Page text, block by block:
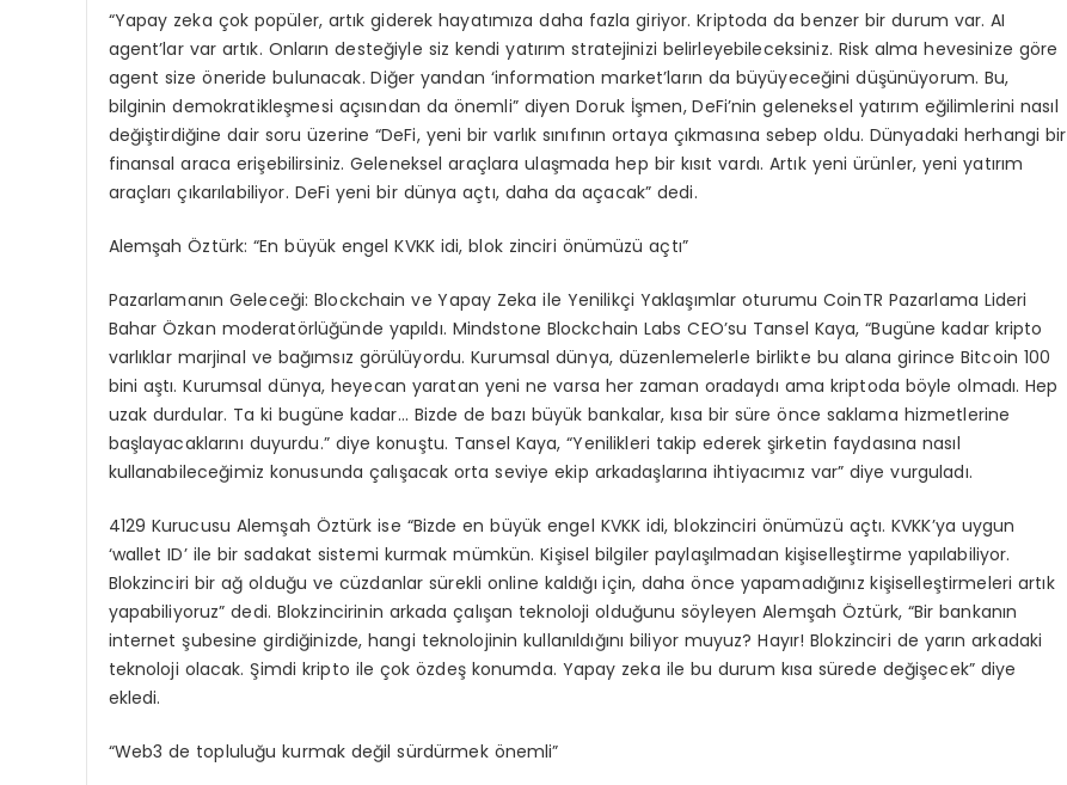
“Yapay zeka çok popüler, artık giderek hayatımıza daha fazla giriyor. Kriptoda da benzer bir durum var. AI
agent’lar var artık. Onların desteğiyle siz kendi yatırım stratejinizi belirleyebileceksiniz. Risk alma hevesinize göre
agent size öneride bulunacak. Diğer yandan ‘information market’ların da büyüyeceğini düşünüyorum. Bu,
bilginin demokratikleşmesi açısından da önemli” diyen Doruk İşmen, DeFi’nin geleneksel yatırım eğilimlerini nasıl
değiştirdiğine dair soru üzerine “DeFi, yeni bir varlık sınıfının ortaya çıkmasına sebep oldu. Dünyadaki herhangi bir
finansal araca erişebilirsiniz. Geleneksel araçlara ulaşmada hep bir kısıt vardı. Artık yeni ürünler, yeni yatırım
araçları çıkarılabiliyor. DeFi yeni bir dünya açtı, daha da açacak” dedi.
Alemşah Öztürk: “En büyük engel KVKK idi, blok zinciri önümüzü açtı”
Pazarlamanın Geleceği: Blockchain ve Yapay Zeka ile Yenilikçi Yaklaşımlar oturumu CoinTR Pazarlama Lideri
Bahar Özkan moderatörlüğünde yapıldı. Mindstone Blockchain Labs CEO’su Tansel Kaya, “Bugüne kadar kripto
varlıklar marjinal ve bağımsız görülüyordu. Kurumsal dünya, düzenlemelerle birlikte bu alana girince Bitcoin 100
bini aştı. Kurumsal dünya, heyecan yaratan yeni ne varsa her zaman oradaydı ama kriptoda böyle olmadı. Hep
uzak durdular. Ta ki bugüne kadar… Bizde de bazı büyük bankalar, kısa bir süre önce saklama hizmetlerine
başlayacaklarını duyurdu.” diye konuştu. Tansel Kaya, “Yenilikleri takip ederek şirketin faydasına nasıl
kullanabileceğimiz konusunda çalışacak orta seviye ekip arkadaşlarına ihtiyacımız var” diye vurguladı.
4129 Kurucusu Alemşah Öztürk ise “Bizde en büyük engel KVKK idi, blokzinciri önümüzü açtı. KVKK’ya uygun
‘wallet ID’ ile bir sadakat sistemi kurmak mümkün. Kişisel bilgiler paylaşılmadan kişiselleştirme yapılabiliyor.
Blokzinciri bir ağ olduğu ve cüzdanlar sürekli online kaldığı için, daha önce yapamadığınız kişiselleştirmeleri artık
yapabiliyoruz” dedi. Blokzincirinin arkada çalışan teknoloji olduğunu söyleyen Alemşah Öztürk, “Bir bankanın
internet şubesine girdiğinizde, hangi teknolojinin kullanıldığını biliyor muyuz? Hayır! Blokzinciri de yarın arkadaki
teknoloji olacak. Şimdi kripto ile çok özdeş konumda. Yapay zeka ile bu durum kısa sürede değişecek” diye
ekledi.
“Web3 de topluluğu kurmak değil sürdürmek önemli”